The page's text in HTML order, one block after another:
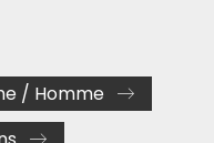
/ Homme